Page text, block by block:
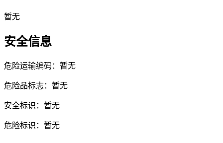
暂无
安全信息
危险运输编码：暂无
危险品标志：暂无
安全标识：暂无
危险标识：暂无